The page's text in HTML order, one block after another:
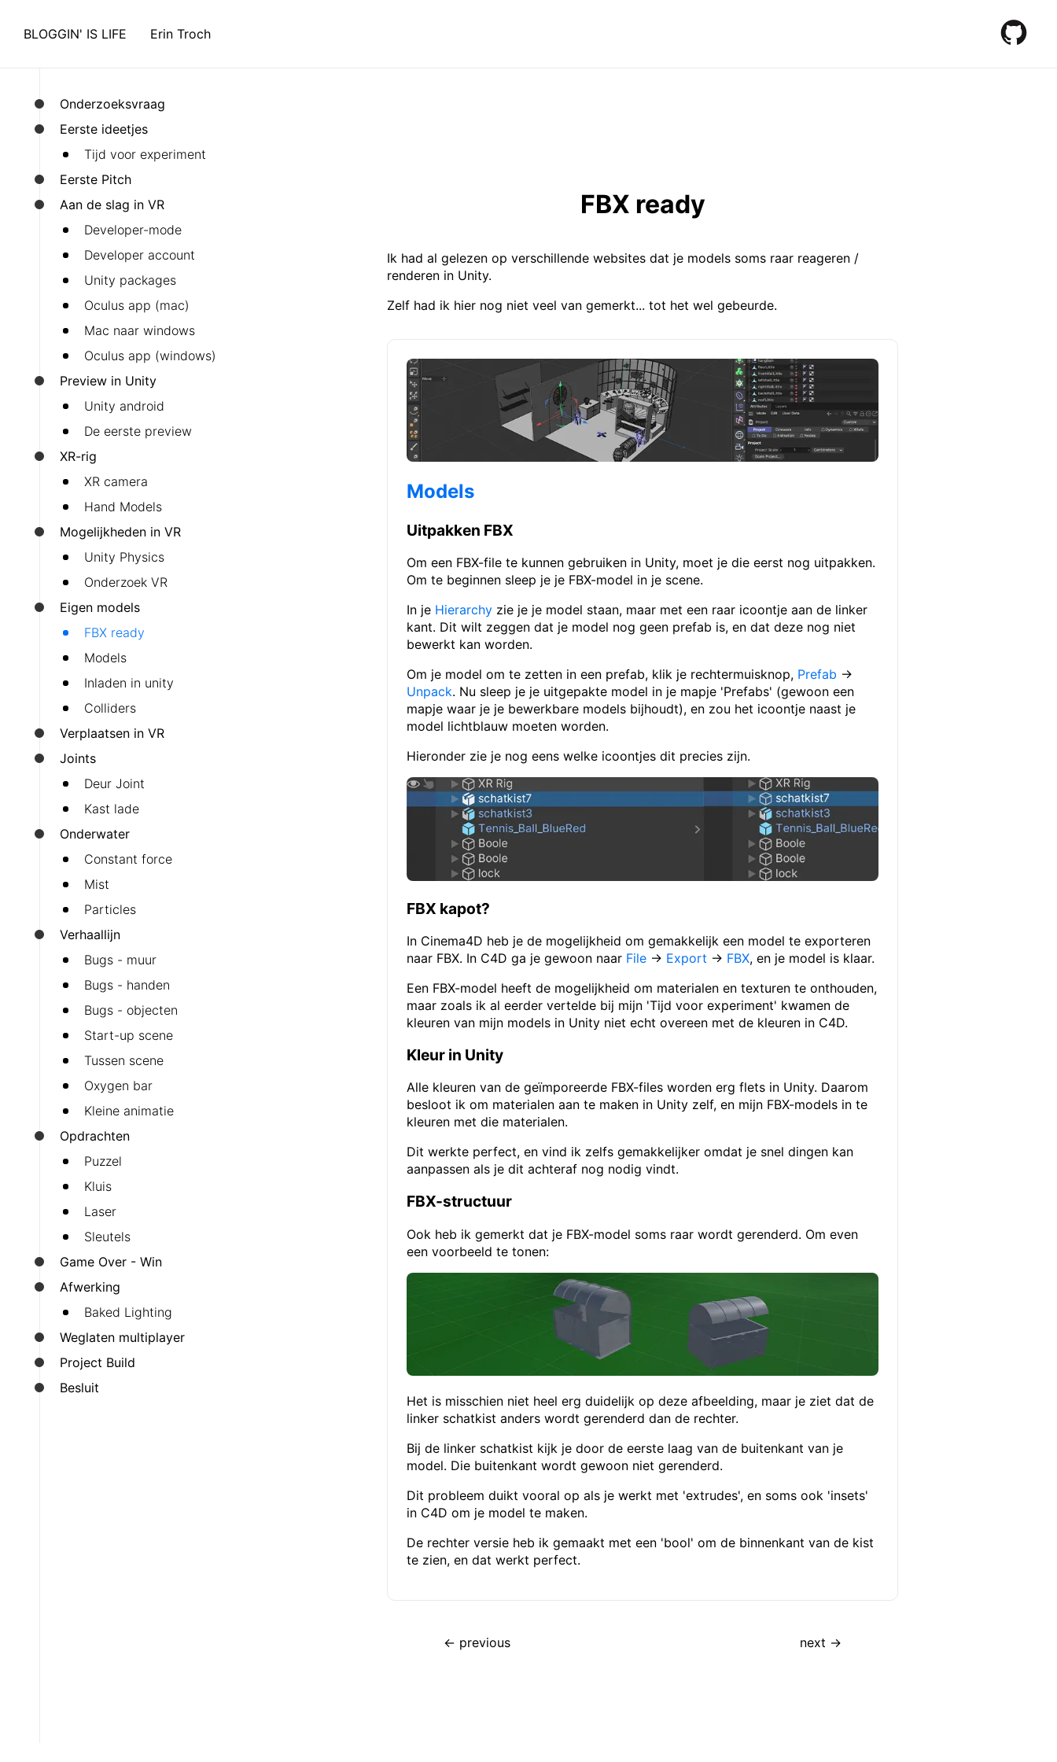
BLOGGIN' IS LIFE Erin Troch
Onderzoeksvraag
Eerste ideetjes
Tijd voor experiment
Eerste Pitch
Aan de slag in VR
Developer-mode
Developer account
Unity packages
Oculus app (mac)
Mac naar windows
Oculus app (windows)
Preview in Unity
Unity android
De eerste preview
XR-rig
XR camera
Hand Models
Mogelijkheden in VR
Unity Physics
Onderzoek VR
Eigen models
FBX ready
Models
Inladen in unity
Colliders
Verplaatsen in VR
Joints
Deur Joint
Kast lade
Onderwater
Constant force
Mist
Particles
Verhaallijn
Bugs - muur
Bugs - handen
Bugs - objecten
Start-up scene
Tussen scene
Oxygen bar
Kleine animatie
Opdrachten
Puzzel
Kluis
Laser
Sleutels
Game Over - Win
Afwerking
Baked Lighting
Weglaten multiplayer
Project Build
Besluit
FBX ready
Ik had al gelezen op verschillende websites dat je models soms raar reageren /
renderen in Unity.
Zelf had ik hier nog niet veel van gemerkt... tot het wel gebeurde.
Models
Uitpakken FBX
Om een FBX-file te kunnen gebruiken in Unity, moet je die eerst nog uitpakken.
Om te beginnen sleep je je FBX-model in je scene.
In je Hierarchy zie je je model staan, maar met een raar icoontje aan de linker
kant. Dit wilt zeggen dat je model nog geen prefab is, en dat deze nog niet
bewerkt kan worden.
Om je model om te zetten in een prefab, klik je rechtermuisknop, Prefab →
Unpack. Nu sleep je je uitgepakte model in je mapje 'Prefabs' (gewoon een
mapje waar je je bewerkbare models bijhoudt), en zou het icoontje naast je
model lichtblauw moeten worden.
Hieronder zie je nog eens welke icoontjes dit precies zijn.
FBX kapot?
In Cinema4D heb je de mogelijkheid om gemakkelijk een model te exporteren
naar FBX. In C4D ga je gewoon naar File → Export → FBX, en je model is klaar.
Een FBX-model heeft de mogelijkheid om materialen en texturen te onthouden,
maar zoals ik al eerder vertelde bij mijn 'Tijd voor experiment' kwamen de
kleuren van mijn models in Unity niet echt overeen met de kleuren in C4D.
Kleur in Unity
Alle kleuren van de geïmporeerde FBX-files worden erg flets in Unity. Daarom
besloot ik om materialen aan te maken in Unity zelf, en mijn FBX-models in te
kleuren met die materialen.
Dit werkte perfect, en vind ik zelfs gemakkelijker omdat je snel dingen kan
aanpassen als je dit achteraf nog nodig vindt.
FBX-structuur
Ook heb ik gemerkt dat je FBX-model soms raar wordt gerenderd. Om even
een voorbeeld te tonen:
Het is misschien niet heel erg duidelijk op deze afbeelding, maar je ziet dat de
linker schatkist anders wordt gerenderd dan de rechter.
Bij de linker schatkist kijk je door de eerste laag van de buitenkant van je
model. Die buitenkant wordt gewoon niet gerenderd.
Dit probleem duikt vooral op als je werkt met 'extrudes', en soms ook 'insets'
in C4D om je model te maken.
De rechter versie heb ik gemaakt met een 'bool' om de binnenkant van de kist
te zien, en dat werkt perfect.
← previous next →